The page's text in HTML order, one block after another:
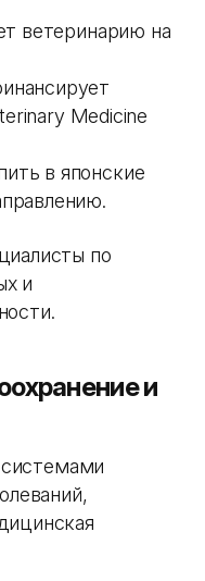
ветеринарию на
Medicine
в японские
по
и
и